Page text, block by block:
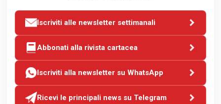
Iscriviti alle newsletter settimanali
Abbonati alla rivista cartacea
Iscriviti alla newsletter su WhatsApp
Ricevi le principali news su Telegram